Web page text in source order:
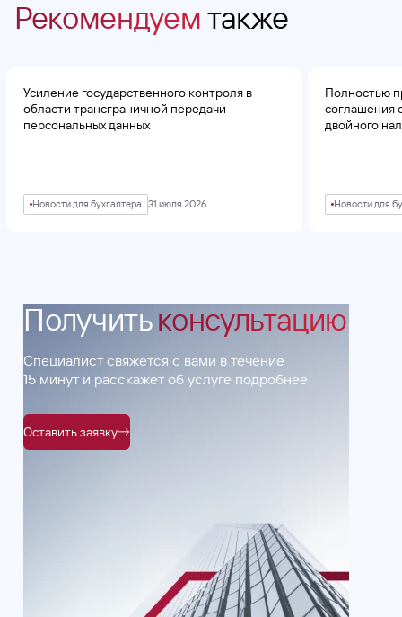
Рекомендуемтакже
Усиление государственного контроля в
области трансграничной передачи
персональных данных
Новости для бухгалтера 31 июля 2026
Полностью
соглашения
двойного
Новости для
Получитьконсультацию
Специалист свяжется с вами в течение
15 минут и расскажет об услуге подробнее
Оставить заявку